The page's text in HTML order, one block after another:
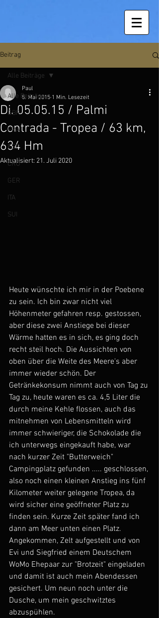
Beitrag
Alle Beiträge
GBR
FRA
ESP
CRO
GER
ITA
SUI
Alle Beiträge
Di. 05.05.15 / Palmi
Contrada - Tropea / 63 km,
634 Hm
Paul
5. Mai 2015 1 Min. Lesezeit
Aktualisiert: 21. Juli 2020
Heute wünschte ich mir in der Poebene
zu sein. Ich bin zwar nicht viel
Höhenmeter gefahren resp. gestossen,
aber diese zwei Anstiege bei dieser
Wärme hatten es in sich, es ging doch
recht steil hoch. Die Aussichten von
oben über die Weite des Meere's aber
immer wieder schön. Der
Getränkekonsum nimmt auch von Tag zu
Tag zu, heute waren es ca. 4,5 Liter die
durch meine Kehle flossen, auch das
mitnehmen von Lebensmitteln wird
immer schwieriger, die Schokolade die
ich unterwegs eingekauft habe, war
nach kurzer Zeit "Butterweich"
Campingplatz gefunden ..... geschlossen,
also noch einen kleinen Anstieg ins fünf
Kilometer weiter gelegene Tropea, da
wird sicher eine geöffneter Platz zu
finden sein. Kurze Zeit später fand ich
dann am Meer unten einen Platz.
Angekommen, Zelt aufgestellt und von
Evi und Siegfried einem Deutschem
WoMo Ehepaar zur "Brotzeit" eingeladen
und damit ist auch mein Abendessen
gesichert. Um neun noch unter die
Dusche, um mein geschwitztes
abzuspühlen.